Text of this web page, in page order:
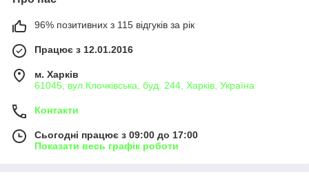
96% позитивних з 115 відгуків за рік
Працює з 12.01.2016
м. Харків
61045, вул.Клочківська, буд. 244, Харків, Україна
Контакти
Сьогодні працює з 09:00 до 17:00
Показати весь графік роботи